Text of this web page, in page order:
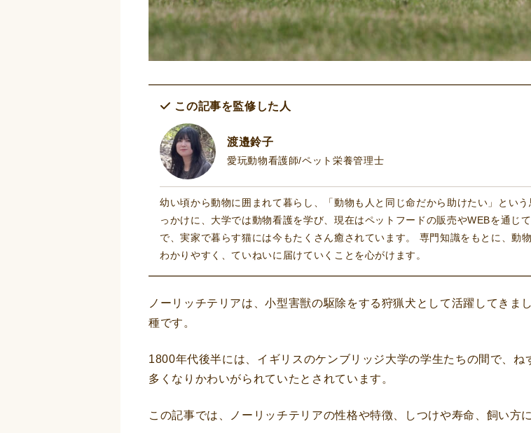
この記事を監修した人
渡邉鈴子
愛玩動物看護師/ペット栄養管理士
幼い頃から動物に囲まれて暮らし、「動物も人と同じ命だから助けたい」とい
っかけに、大学では動物看護を学び、現在はペットフードの販売やWEBを通じ
で、実家で暮らす猫には今もたくさん癒されています。 専門知識をもとに、動
わかりやすく、ていねいに届けていくことを心がけます。
ノーリッチテリアは、小型害獣の駆除をする狩猟犬として活躍してきま
種です。
1800年代後半には、イギリスのケンブリッジ大学の学生たちの間で、
多くなりかわいがられていたとされています。
この記事では、ノーリッチテリアの性格や特徴、しつけや寿命、飼い方